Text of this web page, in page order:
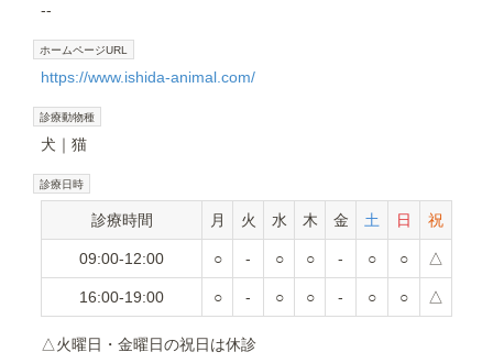
--
ホームページURL
https://www.ishida-animal.com/
診療動物種
犬 猫
診療日時
診療時間 月 火 水 木 金 土 日 祝
09:00-12:00 ○ - ○ ○ - ○ ○ △
16:00-19:00 ○ - ○ ○ - ○ ○ △
△火曜日・金曜日の祝日は休診